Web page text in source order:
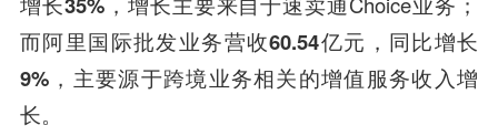
而阿里国际批发业务营收60.54亿元，同比增长
9%，主要源于跨境业务相关的增值服务收入增
长。